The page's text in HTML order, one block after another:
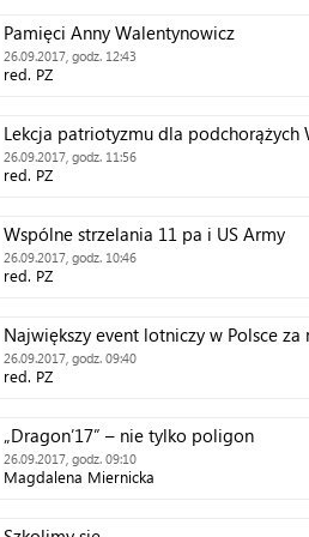
Pamięci Anny Walentynowicz
26.09.2017, godz. 12:43
red. PZ
Lekcja patriotyzmu dla podchorążych
26.09.2017, godz. 11:56
red. PZ
Wspólne strzelania 11 pa i US Army
26.09.2017, godz. 10:46
red. PZ
​​​​​Największy event lotniczy w Polsce za
26.09.2017, godz. 09:40
red. PZ
„Dragon’17” – nie tylko poligon
26.09.2017, godz. 09:10
Magdalena Miernicka